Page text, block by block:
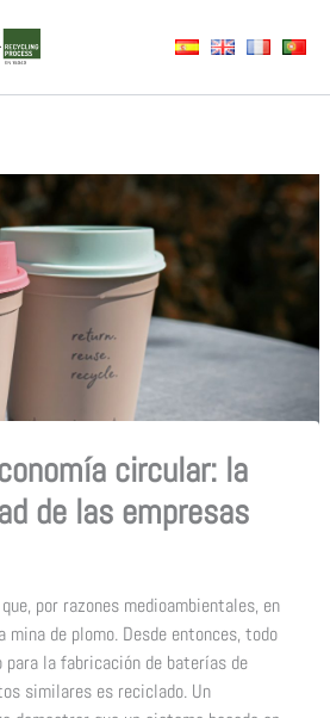
circular: la
de las empresas
por razones medioambientales, en
mina de plomo. Desde entonces, todo
la fabricación de baterías de
similares es reciclado. Un